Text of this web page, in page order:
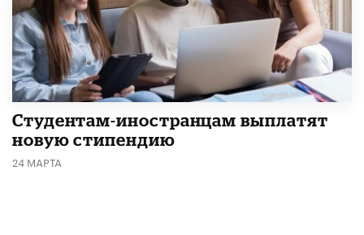
Студентам-иностранцам выплатят
новую стипендию
24 МАРТА